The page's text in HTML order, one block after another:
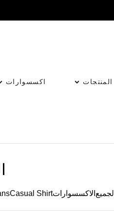
المنتجات اكسسوارات
الجميع الاكسسواراتCasual Shirt